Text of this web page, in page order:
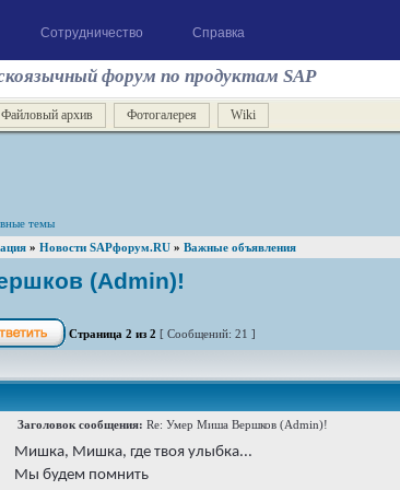
Сотрудничество Справка
форум по продуктам SAP
Файловый архив Фотогалерея Wiki
темы
» Новости SAPфорум.RU » Важные объявления
(Admin)!
Страница 2 из 2 [ Сообщений: 21 ]
Заголовок сообщения: Re: Умер Миша Вершков (Admin)!
Мишка, Мишка, где твоя улыбка...
Мы будем помнить